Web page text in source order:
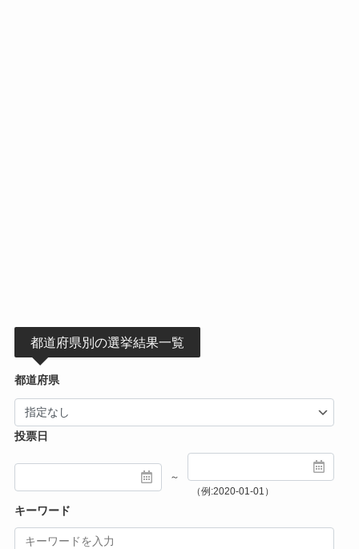
都道府県別の選挙結果一覧
都道府県
投票日
～
（例:2020-01-01）
キーワード